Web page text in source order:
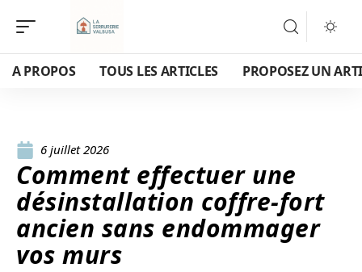
A PROPOS TOUS LES ARTICLES PROPOSEZ UN
6 juillet 2026
Comment effectuer une
désinstallation coffre-fort
ancien sans endommager
vos murs